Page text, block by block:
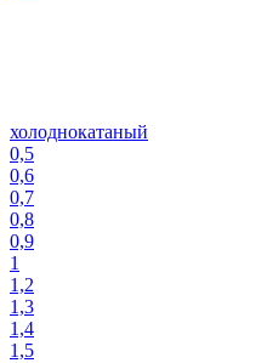
холоднокатаный
0,5
0,6
0,7
0,8
0,9
1
1,2
1,3
1,4
1,5